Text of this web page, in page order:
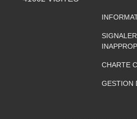
CHARTE
GESTION